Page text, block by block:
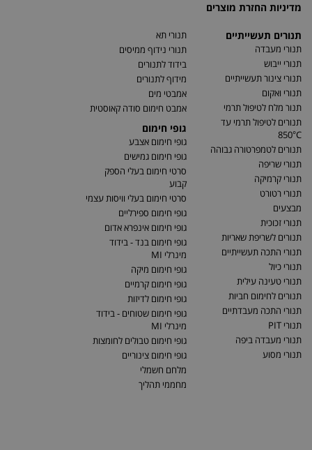
מדיניות החזרת מוצרים
תנורים תעשייתיים
תנורי מעבדה
תנורי ייבוש
תנורי צינור תעשייתיים
תנורי ואקום
תנור מלח לטיפול תרמי
תנורים לטיפול תרמי עד
850°C
תנורים לטמפרטורה גבוהה
תנורי שריפה
תנורי קרמיקה
תנורי רטורט
מבצעים
תנורי זכוכית
תנורים לשריפת שאריות
תנורי התכה תעשייתיים
תנורי כיול
תנורי טעינה עילית
תנורים לחימום חביות
תנורי התכה מעבדתיים
תנורי PIT
תנורי מעבדה ביפה
תנורי מסוע
תנורי תא
תנורי נידוף ממיסים
בידוד לתנורים
מידוף לתנורים
אמבטי מים
אמבט חימום סודה קאוסטית
גופי חימום
גופי חימום אצבע
גופי חימום גמישים
סרטי חימום בעלי הספק
קבוע
סרטי חימום בעלי וויסות עצמי
גופי חימום ספירליים
גופי חימום אינפרא אדום
גופי חימום בנד - בידוד
מינרלי MI
גופי חימום מיקה
גופי חימום קרמיים
גופי חימום לדיזות
גופי חימום שטוחים - בידוד
מינרלי MI
גופי חימום טבולים לחומצות
גופי חימום צינוריים
מלחם חשמלי
מחממי תהליך